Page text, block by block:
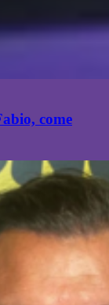
come